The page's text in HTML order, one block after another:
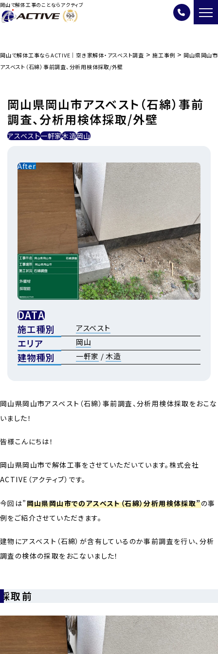
岡山で解体工事のことならアクティブ
岡山で解体工事ならACTIVE｜空き家解体・アスベスト調査 > 施工事例 > 岡山県岡山市
アスベスト（石綿）事前調査、分析用検体採取/外壁
岡山県岡山市アスベスト（石綿）事前
調査、分析用検体採取/外壁
アスベスト一軒家木造岡山
DATA
施工種別 アスベスト
エリア 岡山
建物種別 一軒家 /木造
岡山県岡山市アスベスト（石綿）事前調査、分析用検体採取をおこな
いました！
皆様こんにちは！
岡山県岡山市で解体工事をさせていただいています。株式会社
ACTIVE（アクティブ）です。
今回は”岡山県岡山市でのアスベスト（石綿）分析用検体採取”の事
例をご紹介させていただきます。
建物にアスベスト（石綿）が含有しているのか事前調査を行い、分析
調査の検体の採取をおこないました！
採取前